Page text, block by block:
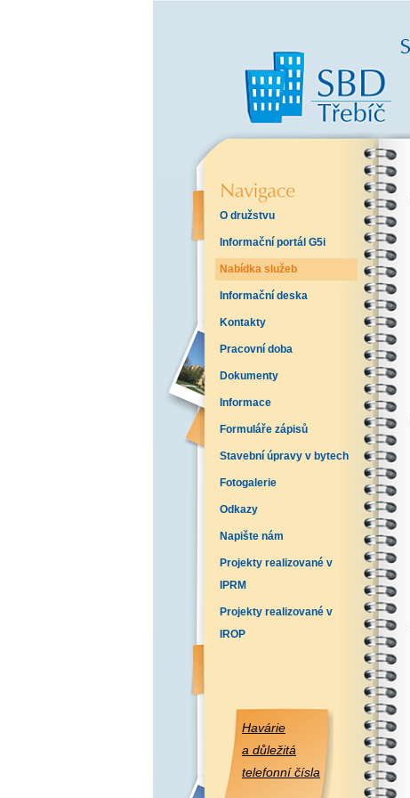
O družstvu
Informační portál G5i
Nabídka služeb
Informační deska
Kontakty
Pracovní doba
Dokumenty
Informace
Formuláře zápisů
Stavební úpravy v bytech
Fotogalerie
Odkazy
Napište nám
Projekty realizované v
IPRM
Projekty realizované v
IROP
Havárie
a důležitá
telefonní čísla